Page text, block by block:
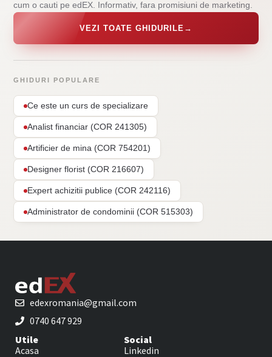
cum o cauti pe edEX. Informativ, fara promisiuni de marketing.
VEZI TOATE GHIDURILE →
GHIDURI POPULARE
Ce este un curs de specializare
Analist financiar (COR 241305)
Artificier de mina (COR 754201)
Designer florist (COR 216607)
Expert achizitii publice (COR 242116)
Administrator de condominii (COR 515303)
edexromania@gmail.com
0740 647 929
Utile
Acasa
Social
Linkedin